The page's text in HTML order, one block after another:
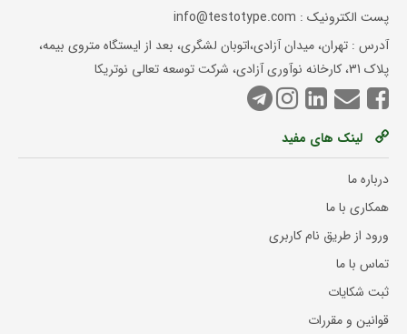
پست الکترونیک : info@testotype.com
آدرس : تهران، میدان آزادی،اتوبان لشگری، بعد از ایستگاه متروی بیمه،
پلاک 31، کارخانه نوآوری آزادی، شرکت توسعه تعالی نوتریکا
لینک های مفید
درباره ما
همکاری با ما
ورود از طریق نام کاربری
تماس با ما
ثبت شکایات
قوانین و مقررات